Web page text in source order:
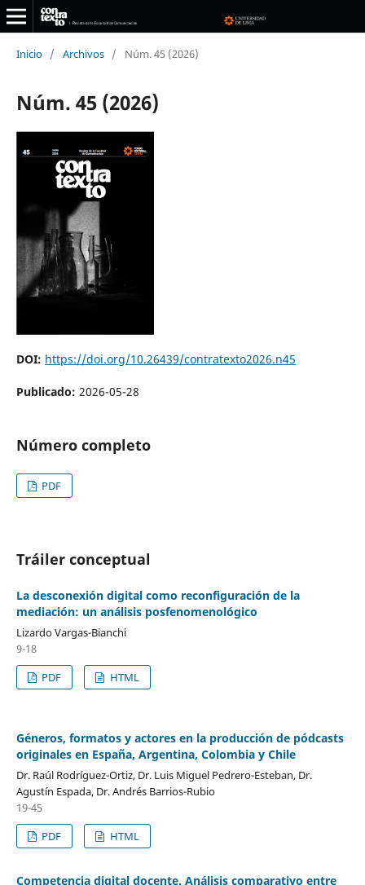
Inicio / Archivos / Núm. 45 (2026)
Núm. 45 (2026)
DOI: https://doi.org/10.26439/contratexto2026.n45
Publicado: 2026-05-28
Número completo
PDF
Tráiler conceptual
La desconexión digital como reconfiguración de la
mediación: un análisis posfenomenológico
Lizardo Vargas-Bianchi
9-18
PDF
HTML
Géneros, formatos y actores en la producción de pódcasts
originales en España, Argentina, Colombia y Chile
Dr. Raúl Rodríguez-Ortiz, Dr. Luis Miguel Pedrero-Esteban, Dr.
Agustín Espada, Dr. Andrés Barrios-Rubio
19-45
PDF
HTML
Competencia digital docente. Análisis comparativo entre